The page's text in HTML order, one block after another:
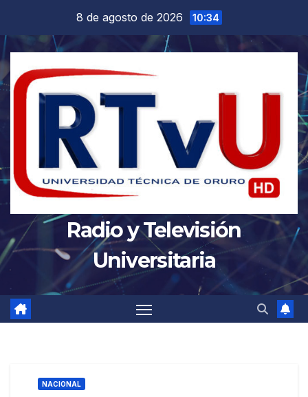
contenido
8 de agosto de 2026 10:34
Radio y Televisión
Universitaria
NACIONAL